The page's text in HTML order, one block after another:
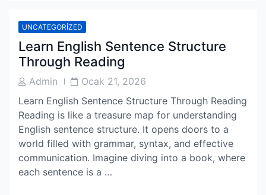
UNCATEGORIZED
Learn English Sentence Structure
Through Reading
PostAdmin
PostOcak 21, 2026
Learn English Sentence Structure Through Reading
Reading is like a treasure map for understanding
English sentence structure. It opens doors to a
world filled with grammar, syntax, and effective
communication. Imagine diving into a book, where
each sentence is a …